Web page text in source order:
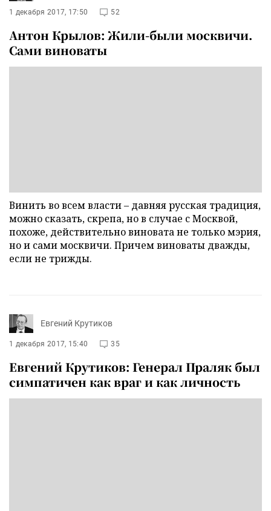
1 декабря 2017, 17:50 52
Антон Крылов: Жили-были москвичи.
Сами виноваты
Винить во всем власти – давняя русская традиция,
можно сказать, скрепа, но в случае с Москвой,
похоже, действительно виновата не только мэрия,
но и сами москвичи. Причем виноваты дважды,
если не трижды.
Евгений Крутиков
1 декабря 2017, 15:40 35
Евгений Крутиков: Генерал Праляк был
симпатичен как враг и как личность